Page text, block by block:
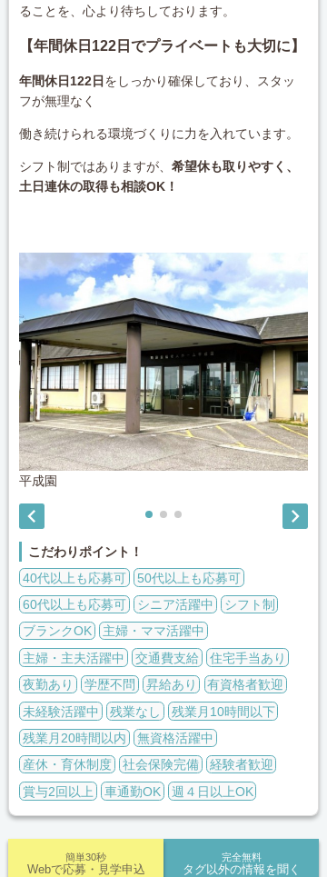
ることを、心より待ちしております。
【年間休日122日でプライベートも大切に】
年間休日122日をしっかり確保しており、スタッ
フが無理なく
働き続けられる環境づくりに力を入れています。
シフト制ではありますが、希望休も取りやすく、
土日連休の取得も相談OK！
平成園
 
こだわりポイント！
40代以上も応募可
50代以上も応募可
60代以上も応募可
シニア活躍中
シフト制
ブランクOK
主婦・ママ活躍中
主婦・主夫活躍中
交通費支給
住宅手当あり
夜勤あり
学歴不問 昇給あり
有資格者歓迎
未経験活躍中
残業なし
残業月10時間以下
残業月20時間以内
無資格活躍中
産休・育休制度
社会保険完備
経験者歓迎
賞与2回以上
車通勤OK 週４日以上OK
完全無料
タグ以外の情報を聞く
簡単30秒
Webで応募・見学申込